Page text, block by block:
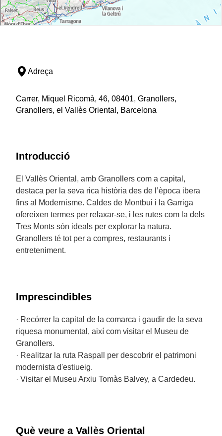
Adreça
Carrer, Miquel Ricomà, 46, 08401, Granollers,
Granollers, el Vallès Oriental, Barcelona
Introducció
El Vallès Oriental, amb Granollers com a capital,
destaca per la seva rica història des de l’època ibera
fins al Modernisme. Caldes de Montbui i la Garriga
ofereixen termes per relaxar-se, i les rutes com la dels
Tres Monts són ideals per explorar la natura.
Granollers té tot per a compres, restaurants i
entreteniment.
Imprescindibles
· Recórrer la capital de la comarca i gaudir de la seva
riquesa monumental, així com visitar el Museu de
Granollers.
· Realitzar la ruta Raspall per descobrir el patrimoni
modernista d'estiueig.
· Visitar el Museu Arxiu Tomàs Balvey, a Cardedeu.
Què veure a Vallès Oriental